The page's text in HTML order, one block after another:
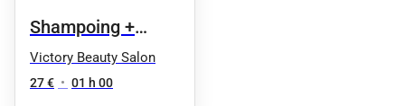
Shampoing +
Brushing
Victory Beauty Salon
27 € • 01 h 00